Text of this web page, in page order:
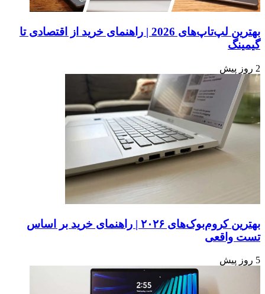
بهترین لپ‌تاپ‌های 2026 | راهنمای خرید از اقتصادی تا
گیمینگ
2 روز پیش
بهترین کروم‌بوک‌های ۲۰۲۶ | راهنمای خرید بر اساس
تست واقعی
5 روز پیش